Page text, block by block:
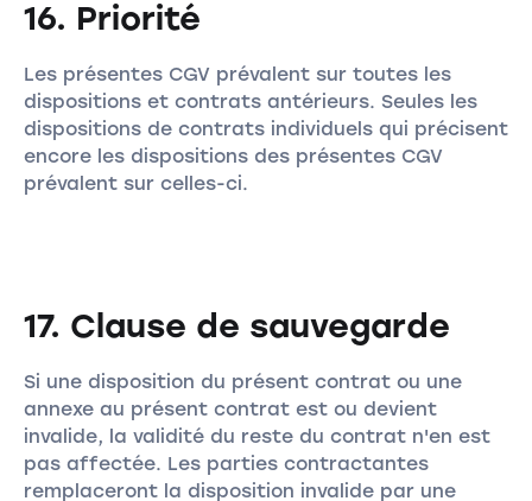
16. Priorité
Les présentes CGV prévalent sur toutes les
dispositions et contrats antérieurs. Seules les
dispositions de contrats individuels qui précisent
encore les dispositions des présentes CGV
prévalent sur celles-ci.
17. Clause de sauvegarde
Si une disposition du présent contrat ou une
annexe au présent contrat est ou devient
invalide, la validité du reste du contrat n'en est
pas affectée. Les parties contractantes
remplaceront la disposition invalide par une